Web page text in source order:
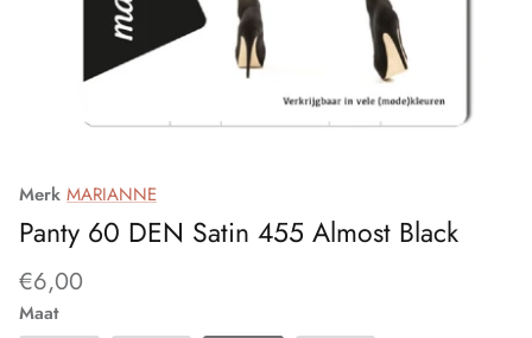
Functionele producten
Lange kousen
Leuke sokken
Cette Size Plus
Clark Crown
Eliana
Elly
Ergora
Merk MARIANNE
Panty 60 DEN Satin 455 Almost Black
€6,00
Maat